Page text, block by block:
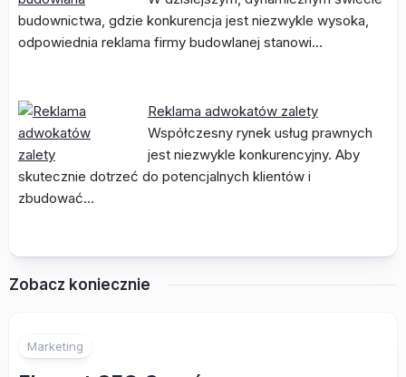
budownictwa, gdzie konkurencja jest niezwykle wysoka,
odpowiednia reklama firmy budowlanej stanowi…
Reklama adwokatów zalety
Współczesny rynek usług prawnych
jest niezwykle konkurencyjny. Aby
skutecznie dotrzeć do potencjalnych klientów i
zbudować…
Zobacz koniecznie
Marketing